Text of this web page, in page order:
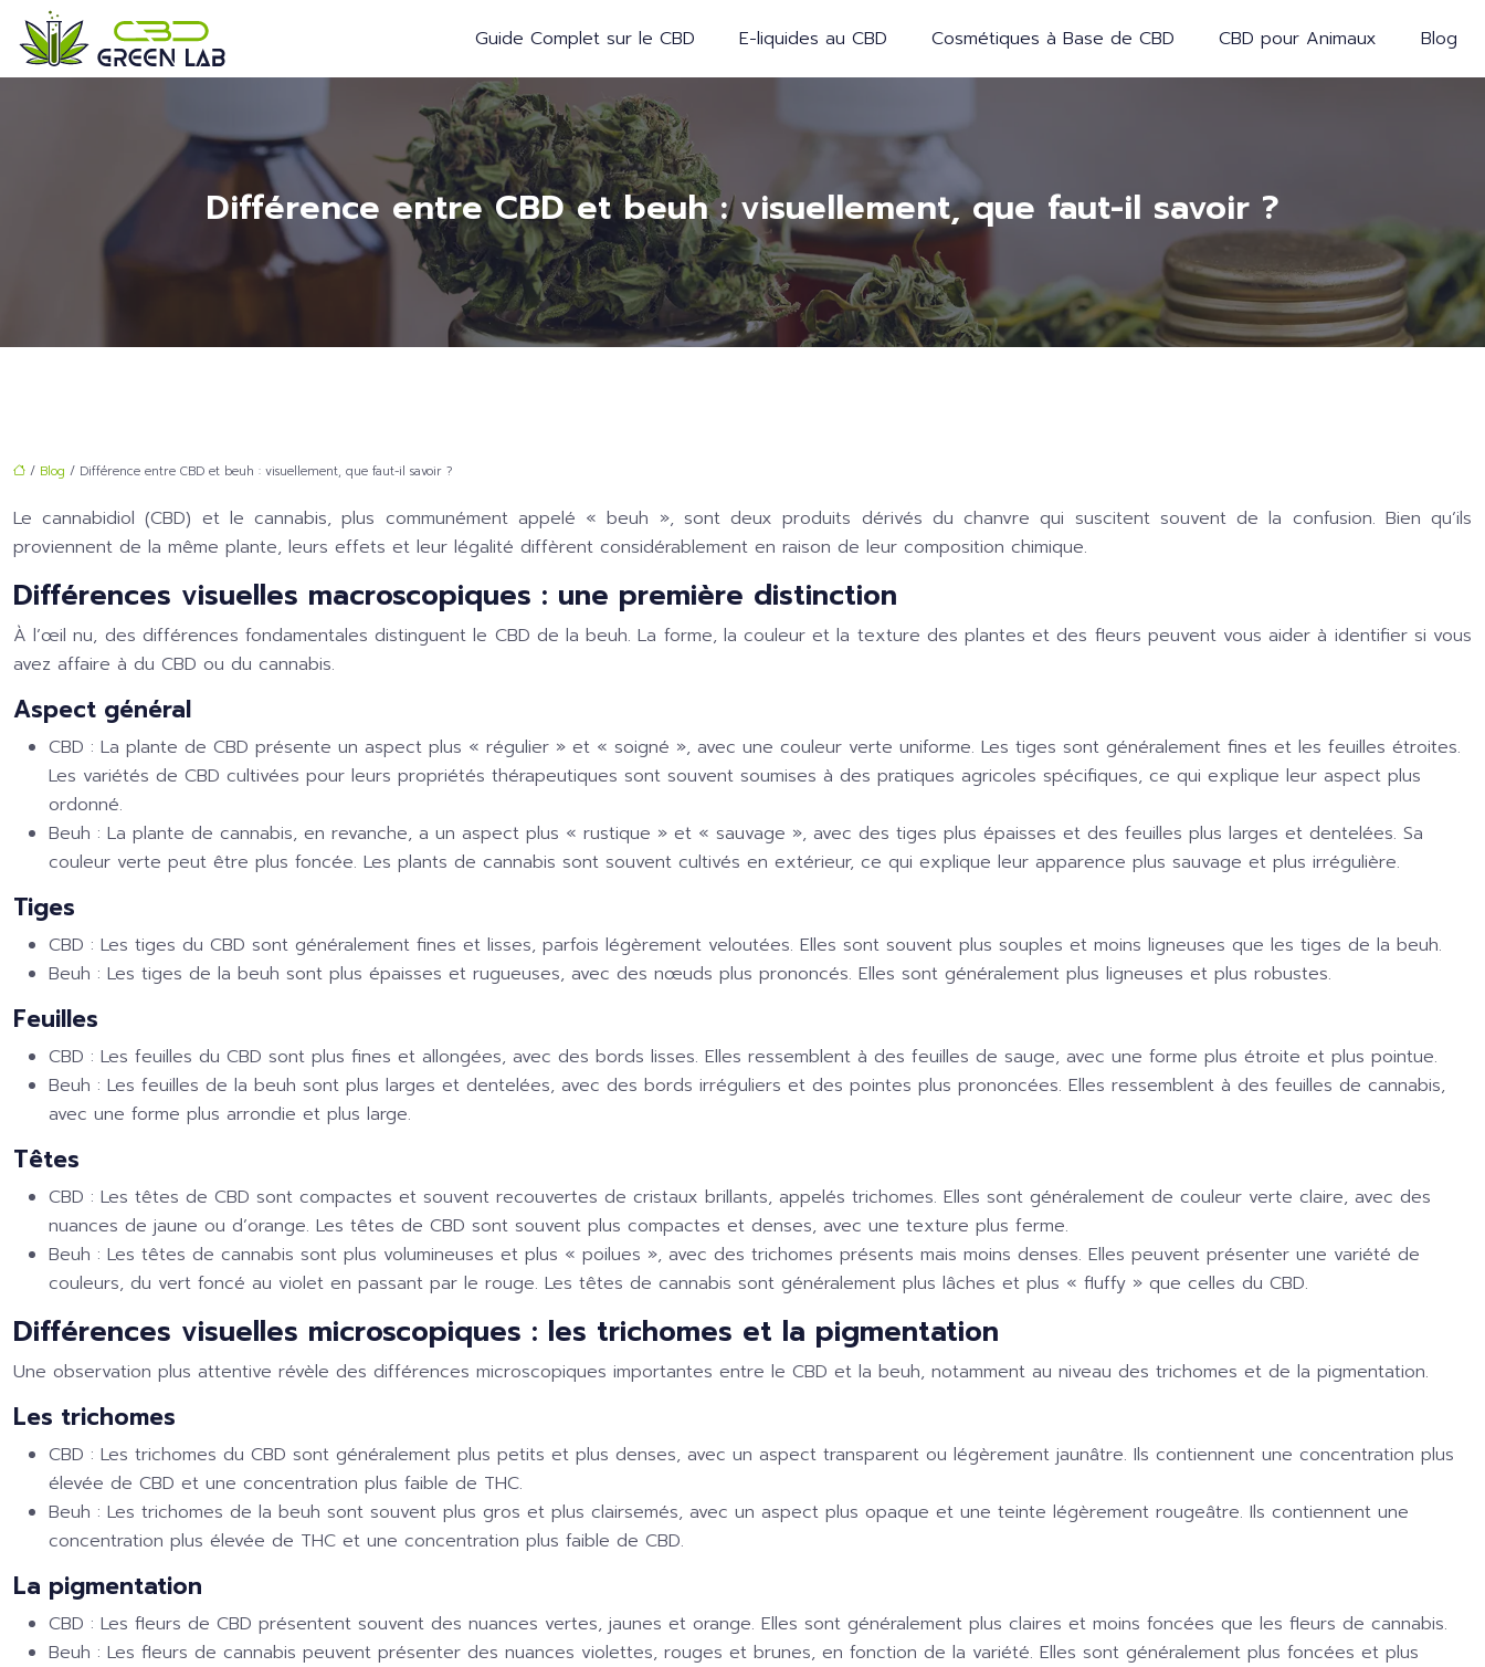
Guide Complet sur le CBD E-liquides au CBD Cosmétiques à Base de CBD CBD pour Animaux Blog
Différence entre CBD et beuh : visuellement, que faut-il savoir ?
/ Blog / Différence entre CBD et beuh : visuellement, que faut-il savoir ?
Le cannabidiol (CBD) et le cannabis, plus communément appelé « beuh », sont deux produits dérivés du chanvre qui suscitent souvent de la confusion. Bien qu’ils
proviennent de la même plante, leurs effets et leur légalité diffèrent considérablement en raison de leur composition chimique.
Différences visuelles macroscopiques : une première distinction
À l’œil nu, des différences fondamentales distinguent le CBD de la beuh. La forme, la couleur et la texture des plantes et des fleurs peuvent vous aider à identifier si vous
avez affaire à du CBD ou du cannabis.
Aspect général
CBD : La plante de CBD présente un aspect plus « régulier » et « soigné », avec une couleur verte uniforme. Les tiges sont généralement fines et les feuilles étroites.
Les variétés de CBD cultivées pour leurs propriétés thérapeutiques sont souvent soumises à des pratiques agricoles spécifiques, ce qui explique leur aspect plus
ordonné.
Beuh : La plante de cannabis, en revanche, a un aspect plus « rustique » et « sauvage », avec des tiges plus épaisses et des feuilles plus larges et dentelées. Sa
couleur verte peut être plus foncée. Les plants de cannabis sont souvent cultivés en extérieur, ce qui explique leur apparence plus sauvage et plus irrégulière.
Tiges
CBD : Les tiges du CBD sont généralement fines et lisses, parfois légèrement veloutées. Elles sont souvent plus souples et moins ligneuses que les tiges de la beuh.
Beuh : Les tiges de la beuh sont plus épaisses et rugueuses, avec des nœuds plus prononcés. Elles sont généralement plus ligneuses et plus robustes.
Feuilles
CBD : Les feuilles du CBD sont plus fines et allongées, avec des bords lisses. Elles ressemblent à des feuilles de sauge, avec une forme plus étroite et plus pointue.
Beuh : Les feuilles de la beuh sont plus larges et dentelées, avec des bords irréguliers et des pointes plus prononcées. Elles ressemblent à des feuilles de cannabis,
avec une forme plus arrondie et plus large.
Têtes
CBD : Les têtes de CBD sont compactes et souvent recouvertes de cristaux brillants, appelés trichomes. Elles sont généralement de couleur verte claire, avec des
nuances de jaune ou d’orange. Les têtes de CBD sont souvent plus compactes et denses, avec une texture plus ferme.
Beuh : Les têtes de cannabis sont plus volumineuses et plus « poilues », avec des trichomes présents mais moins denses. Elles peuvent présenter une variété de
couleurs, du vert foncé au violet en passant par le rouge. Les têtes de cannabis sont généralement plus lâches et plus « fluffy » que celles du CBD.
Différences visuelles microscopiques : les trichomes et la pigmentation
Une observation plus attentive révèle des différences microscopiques importantes entre le CBD et la beuh, notamment au niveau des trichomes et de la pigmentation.
Les trichomes
CBD : Les trichomes du CBD sont généralement plus petits et plus denses, avec un aspect transparent ou légèrement jaunâtre. Ils contiennent une concentration plus
élevée de CBD et une concentration plus faible de THC.
Beuh : Les trichomes de la beuh sont souvent plus gros et plus clairsemés, avec un aspect plus opaque et une teinte légèrement rougeâtre. Ils contiennent une
concentration plus élevée de THC et une concentration plus faible de CBD.
La pigmentation
CBD : Les fleurs de CBD présentent souvent des nuances vertes, jaunes et orange. Elles sont généralement plus claires et moins foncées que les fleurs de cannabis.
Beuh : Les fleurs de cannabis peuvent présenter des nuances violettes, rouges et brunes, en fonction de la variété. Elles sont généralement plus foncées et plus